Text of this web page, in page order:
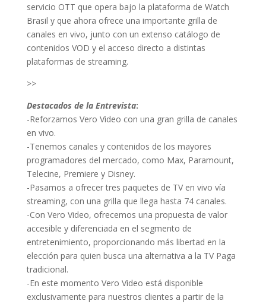
servicio OTT que opera bajo la plataforma de Watch
Brasil y que ahora ofrece una importante grilla de
canales en vivo, junto con un extenso catálogo de
contenidos VOD y el acceso directo a distintas
plataformas de streaming.
>>
Destacados de la Entrevista:
-Reforzamos Vero Video con una gran grilla de canales
en vivo.
-Tenemos canales y contenidos de los mayores
programadores del mercado, como Max, Paramount,
Telecine, Premiere y Disney.
-Pasamos a ofrecer tres paquetes de TV en vivo vía
streaming, con una grilla que llega hasta 74 canales.
-Con Vero Video, ofrecemos una propuesta de valor
accesible y diferenciada en el segmento de
entretenimiento, proporcionando más libertad en la
elección para quien busca una alternativa a la TV Paga
tradicional.
-En este momento Vero Video está disponible
exclusivamente para nuestros clientes a partir de la